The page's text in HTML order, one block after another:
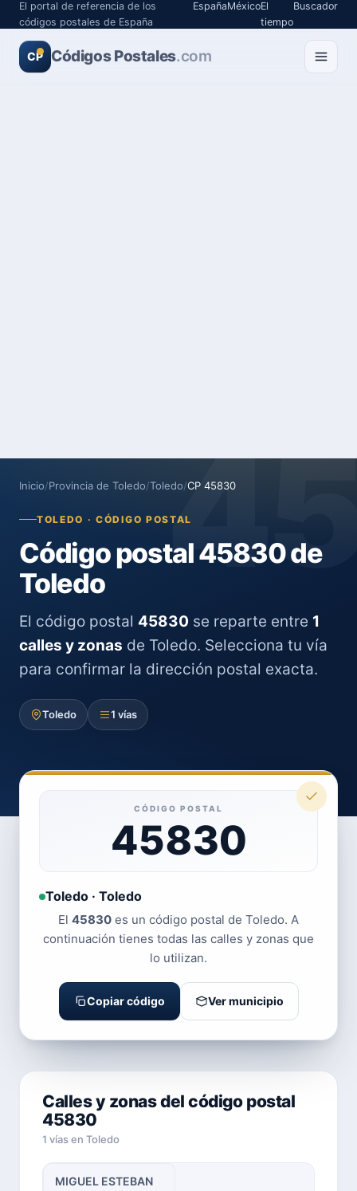
El portal de referencia de los
códigos postales de España
EspañaMéxicoEl
tiempo
Buscador
CP Códigos Postales.com
Inicio/Provincia de Toledo/Toledo/CP 45830
TOLEDO · CÓDIGO POSTAL
Código postal 45830 de
Toledo
El código postal 45830 se reparte entre 1
calles y zonas de Toledo. Selecciona tu vía
para confirmar la dirección postal exacta.
Toledo 1 vías
CÓDIGO POSTAL
45830
Toledo · Toledo
El 45830 es un código postal de Toledo. A
continuación tienes todas las calles y zonas que
lo utilizan.
Copiar código Ver municipio
Calles y zonas del código postal
45830
1 vías en Toledo
MIGUEL ESTEBAN